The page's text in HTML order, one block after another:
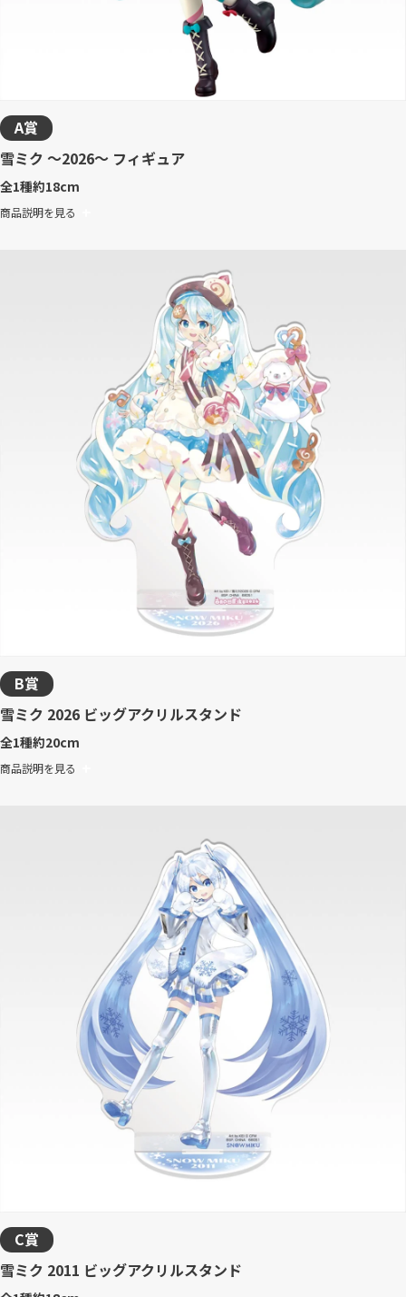
A賞
雪ミク ～2026～ フィギュア
全1種約18cm
商品説明を見る
B賞
雪ミク 2026 ビッグアクリルスタンド
全1種約20cm
商品説明を見る
C賞
雪ミク 2011 ビッグアクリルスタンド